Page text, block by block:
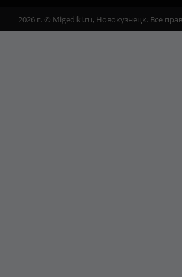
2026 г. © Migediki.ru, Новокузнецк. Все